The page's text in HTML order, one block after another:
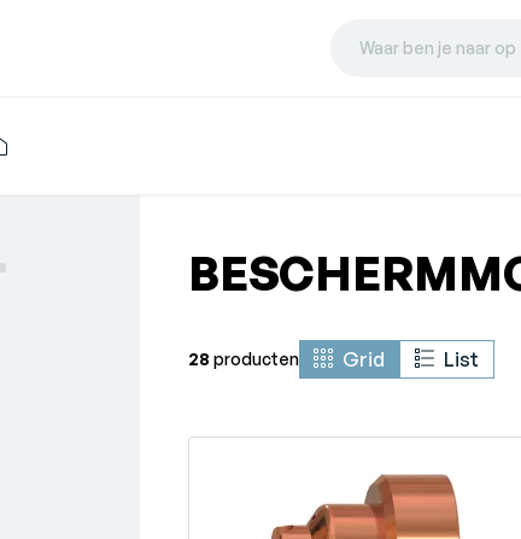
Waar ben je naar
28 producten Grid List